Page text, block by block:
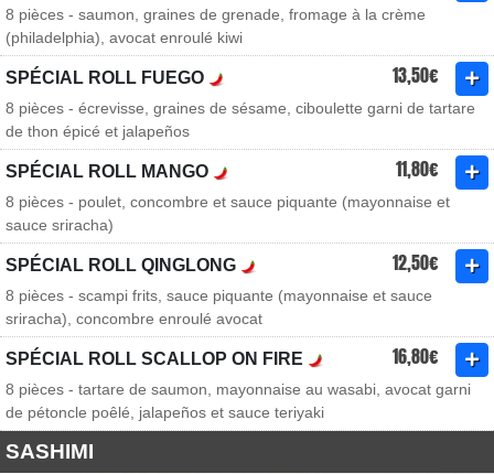
8 pièces - saumon, graines de grenade, fromage à la crème
(philadelphia), avocat enroulé kiwi
SPÉCIAL ROLL FUEGO 13,50€
8 pièces - écrevisse, graines de sésame, ciboulette garni de tartare
de thon épicé et jalapeños
SPÉCIAL ROLL MANGO 11,80€
8 pièces - poulet, concombre et sauce piquante (mayonnaise et
sauce sriracha)
SPÉCIAL ROLL QINGLONG 12,50€
8 pièces - scampi frits, sauce piquante (mayonnaise et sauce
sriracha), concombre enroulé avocat
SPÉCIAL ROLL SCALLOP ON FIRE 16,80€
8 pièces - tartare de saumon, mayonnaise au wasabi, avocat garni
de pétoncle poêlé, jalapeños et sauce teriyaki
SASHIMI